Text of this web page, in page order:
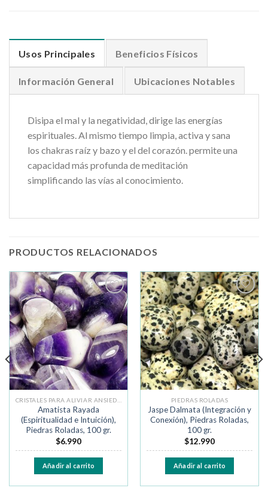
Usos Principales Beneficios Físicos
Información General Ubicaciones Notables
Disipa el mal y la negatividad, dirige las energías
espirituales. Al mismo tiempo limpia, activa y sana
los chakras raíz y bazo y el del corazón. permite una
capacidad más profunda de meditación
simplificando las vías al conocimiento.
PRODUCTOS RELACIONADOS
Añadir
a la
lista de
deseos
Amatista Rayada
(Espiritualidad e Intuición),
Piedras Roladas, 100 gr.
$6.990
Añadir al carrito
Añadir
a la
lista de
deseos
PIEDRAS ROLADAS
Jaspe Dalmata (Integración y
Conexión), Piedras Roladas,
100 gr.
$12.990
Añadir al carrito